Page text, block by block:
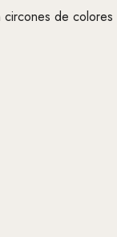
de colores